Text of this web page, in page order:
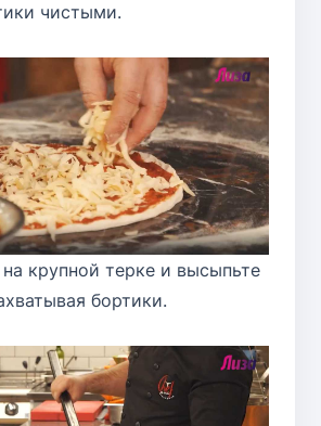
чистыми.
крупной терке и высыпьте
бортики.